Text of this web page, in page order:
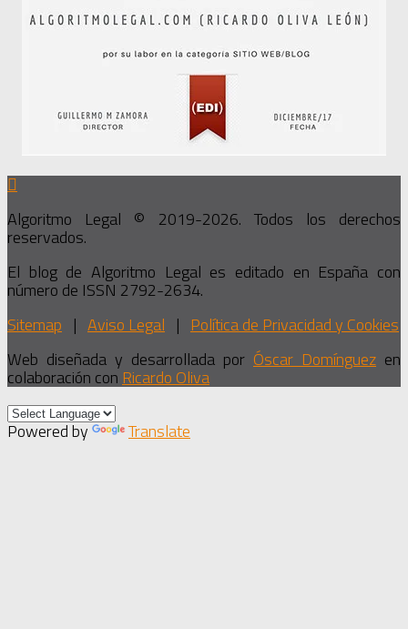
Algoritmo Legal © 2019-2026. Todos los derechos
reservados.
El blog de Algoritmo Legal es editado en España con
número de ISSN 2792-2634.
Sitemap | Aviso Legal | Política de Privacidad y Cookies
Web diseñada y desarrollada por Óscar Domínguez en
colaboración conRicardo Oliva
Powered by Translate